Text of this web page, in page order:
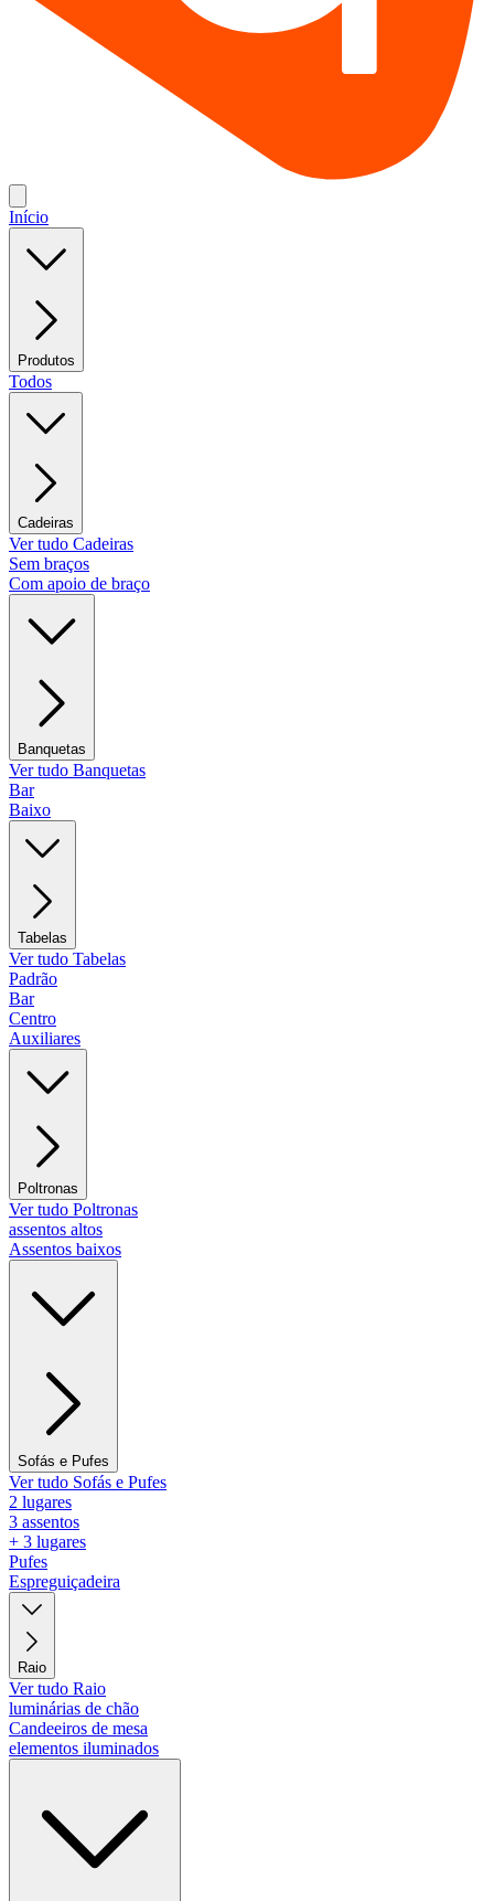
Início
Produtos
Todos
Cadeiras
Ver tudo Cadeiras
Sem braços
Com apoio de braço
Banquetas
Ver tudo Banquetas
Bar
Baixo
Tabelas
Ver tudo Tabelas
Padrão
Bar
Centro
Auxiliares
Poltronas
Ver tudo Poltronas
assentos altos
Assentos baixos
Sofás e Pufes
Ver tudo Sofás e Pufes
2 lugares
3 assentos
+ 3 lugares
Pufes
Espreguiçadeira
Raio
Ver tudo Raio
luminárias de chão
Candeeiros de mesa
elementos iluminados